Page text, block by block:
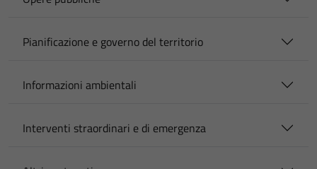
Pianificazione e governo del territorio
Informazioni ambientali
Interventi straordinari e di emergenza